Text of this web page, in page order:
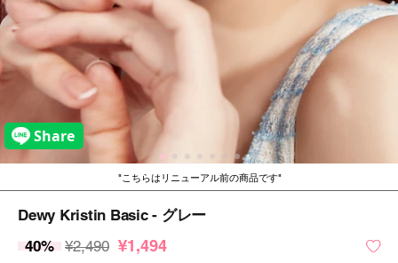
こちらはリニューアル前の商品です
Dewy Kristin Basic - グレー
40% ¥2,490 ¥1,494